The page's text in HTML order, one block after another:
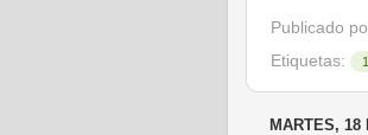
Publicado
Etiquetas:
MARTES, 18